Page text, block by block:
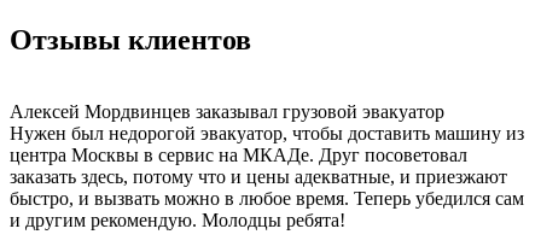
Отзывы клиентов
Алексей Мордвинцев заказывал грузовой эвакуатор
Нужен был недорогой эвакуатор, чтобы доставить машину из
центра Москвы в сервис на МКАДе. Друг посоветовал
заказать здесь, потому что и цены адекватные, и приезжают
быстро, и вызвать можно в любое время. Теперь убедился сам
и другим рекомендую. Молодцы ребята!